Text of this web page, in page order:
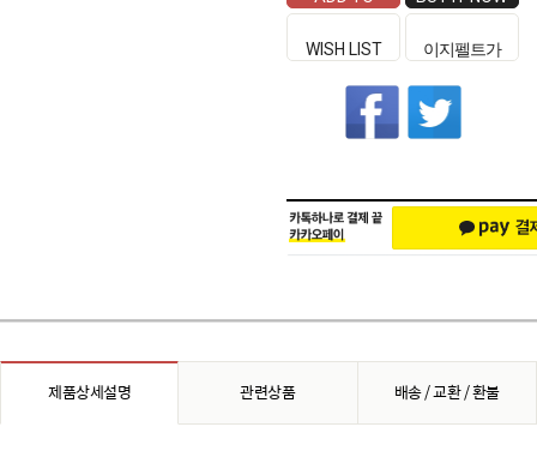
CART
WISH LIST 이지펠트가
좋은 이유
제품상세설명 관련상품 배송 / 교환 / 환불